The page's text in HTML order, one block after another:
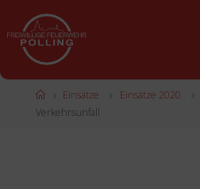
Inhalt
springen
StartEinsätze Einsätze 2020
Verkehrsunfall